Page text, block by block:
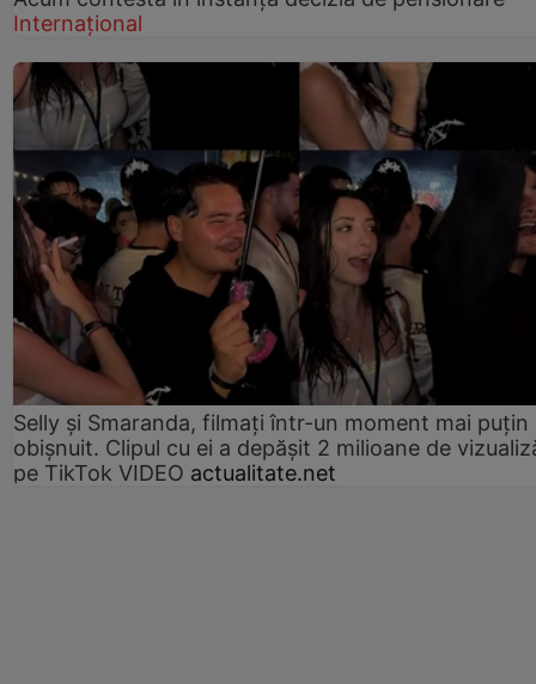
Internațional
Selly și Smaranda, filmați într-un moment mai puțin
obișnuit. Clipul cu ei a depășit 2 milioane de
pe TikTok VIDEO actualitate.net